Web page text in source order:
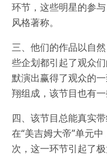
环节，这些明星的参
风格著称。
三、他们的作品以自
些企划都引起了观众
默演出赢得了观众的
翔组成，该节目也有一
四、该节目总能真实
在“美吉姆大帝”单元
次，这一环节引起了极